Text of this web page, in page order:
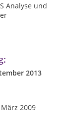
Analyse und
2013
2009